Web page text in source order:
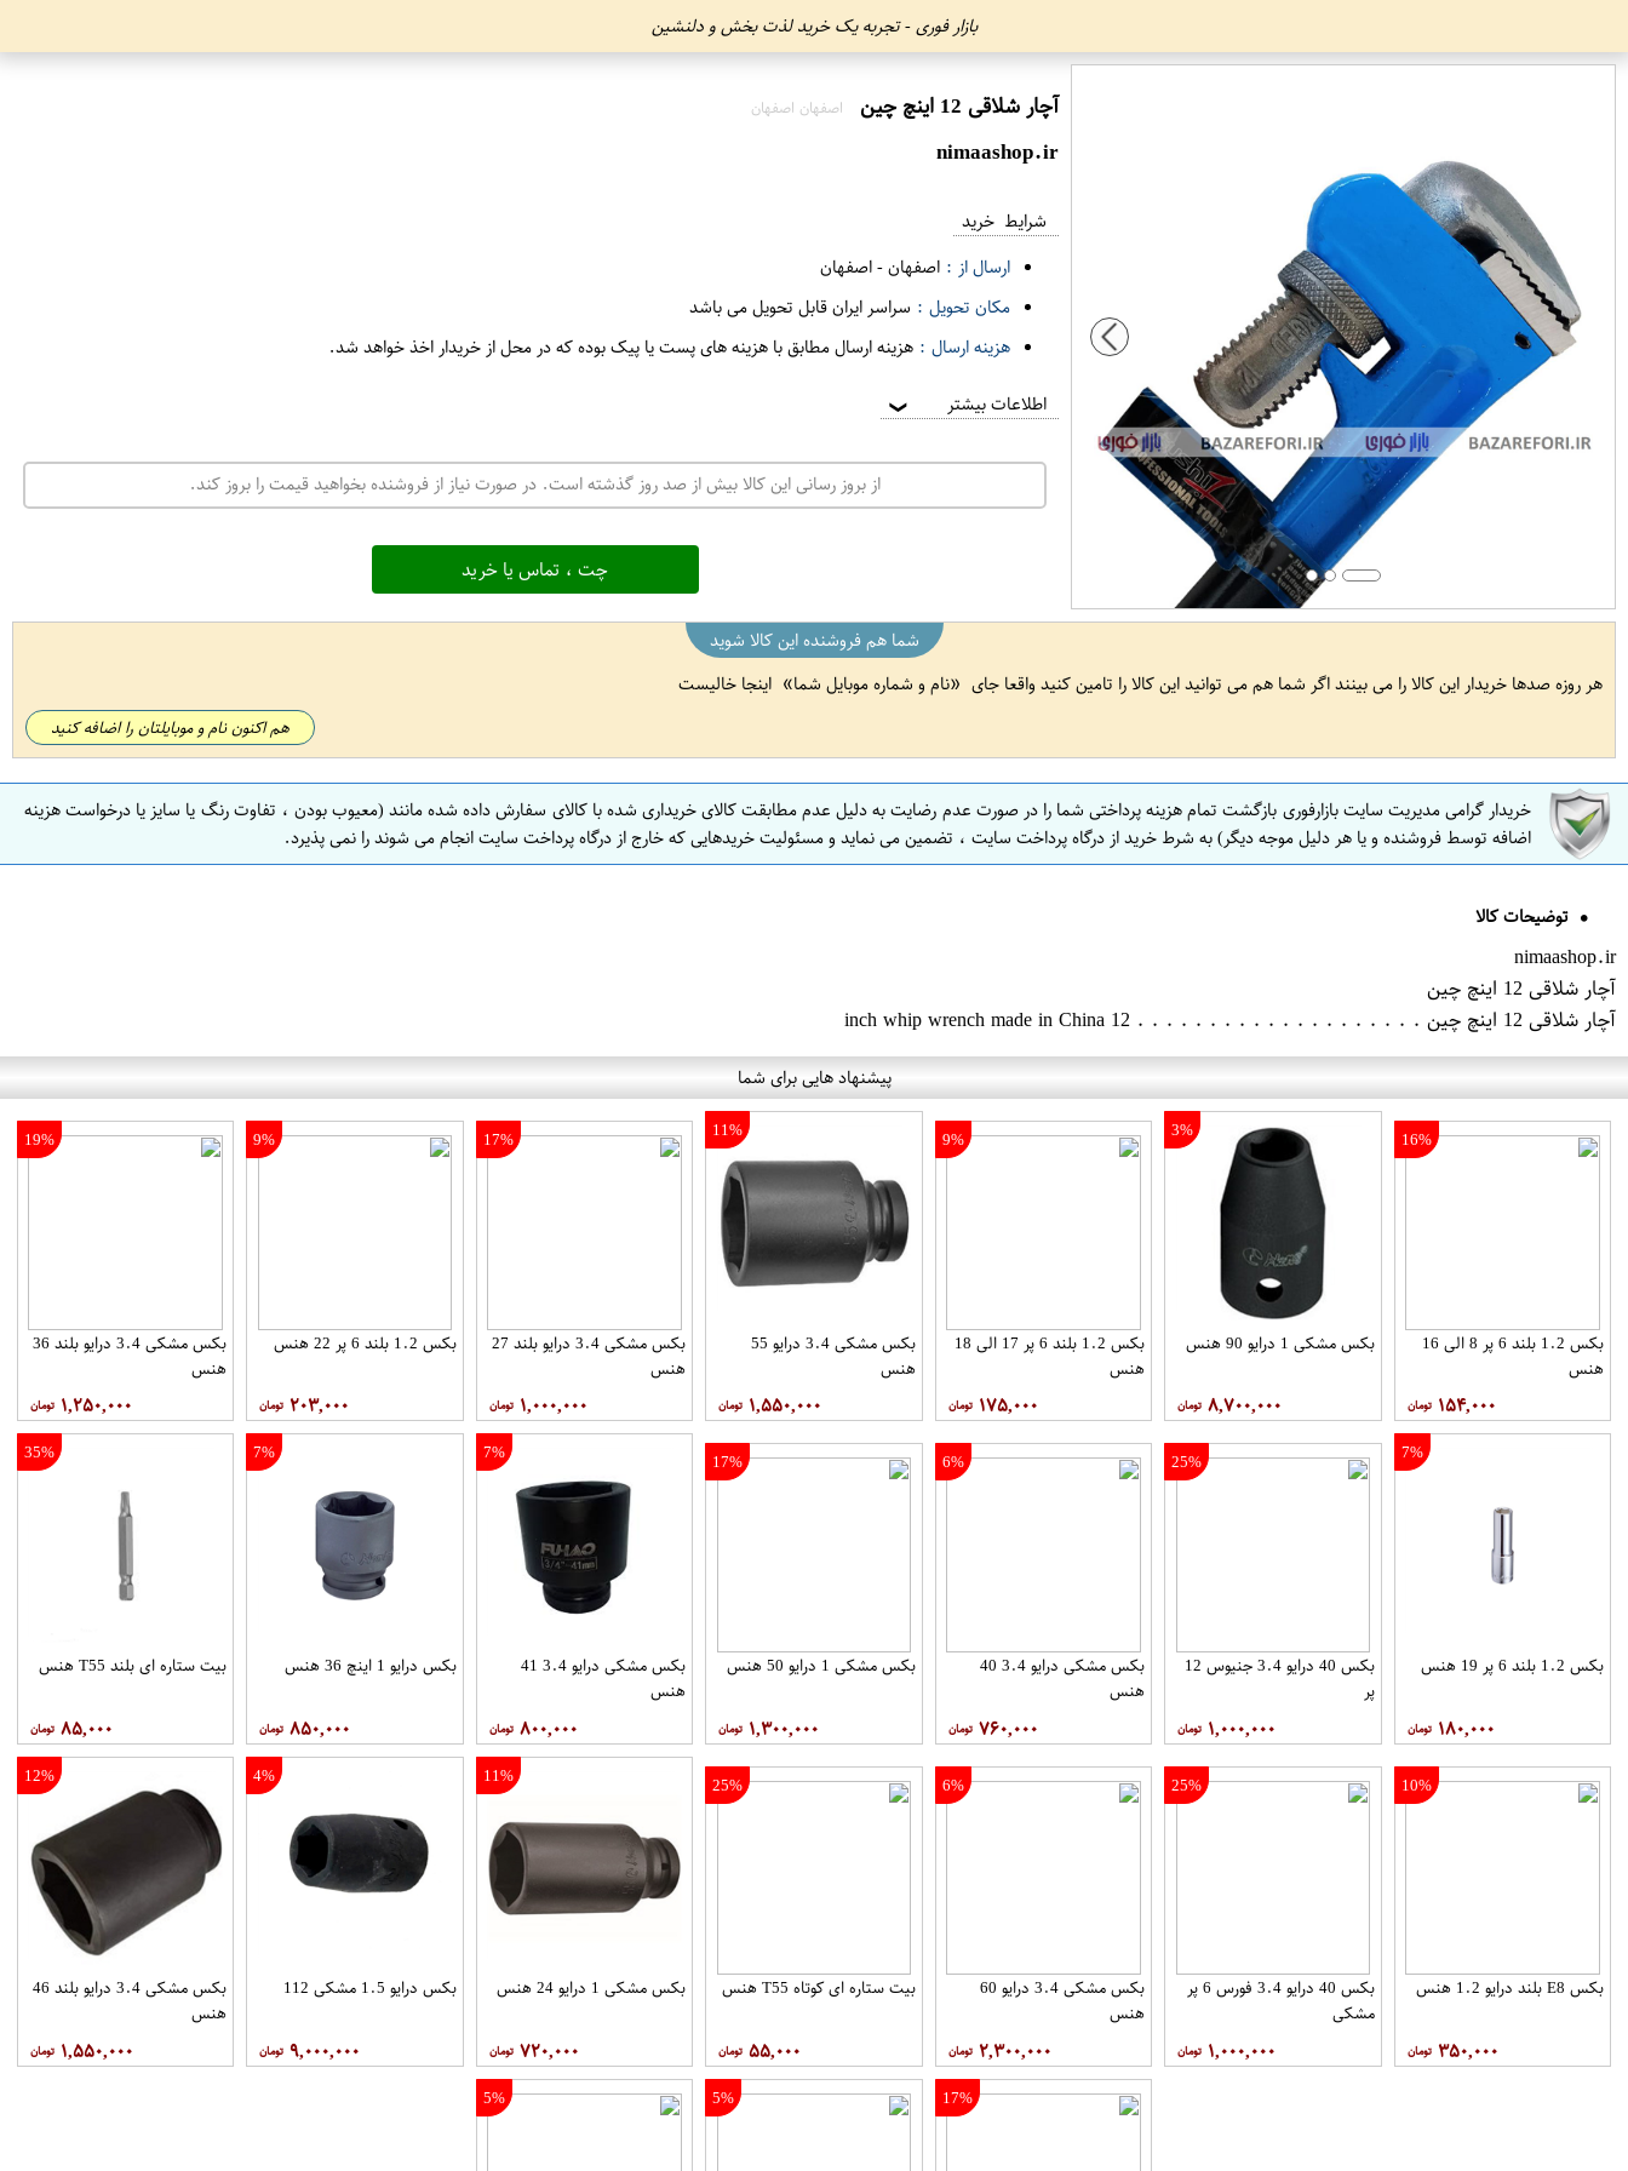
بازار فوری - تجربه یک خرید لذت بخش و دلنشین
آچار شلاقی 12 اینچ چین اصفهان اصفهان
nimaashop.ir
شرایط خرید
ارسال از : اصفهان-اصفهان
مکان تحویل : سراسر ایران قابل تحویل می باشد
هزینه ارسال : هزینه ارسال مطابق با هزینه های پست یا پیک بوده که در محل از خریدار اخذ خواهد شد.
اطلاعات بیشتر ❯
از بروز رسانی این کالا بیش از صد روز گذشته است. در صورت نیاز از فروشنده بخواهید قیمت را بروز کند.
چت ، تماس یا خرید
شما هم فروشنده این کالا شوید
هر روزه صدها خریدار این کالا را می بینند اگر شما هم می توانید این کالا را تامین کنید واقعا جای
نام و شماره موبایل شما اینجا خالیست
هم اکنون نام و موبایلتان را اضافه کنید
خریدار گرامی مدیریت سایت بازارفوری بازگشت تمام هزینه پرداختی شما را در صورت عدم رضایت به دلیل عدم مطابقت کالای خریداری شده با کالای سفارش داده شده مانند (معیوب بودن ، تفاوت رنگ یا سایز یا درخواست هزینه
اضافه توسط فروشنده و یا هر دلیل موجه دیگر) به شرط خرید از درگاه پرداخت سایت ، تضمین می نماید و مسئولیت خریدهایی که خارج از درگاه پرداخت سایت انجام می شوند را نمی پذیرد.
توضیحات کالا
nimaashop.ir
آچار شلاقی 12 اینچ چین
آچار شلاقی 12 اینچ چین . . . . . . . . . . . . . . . . . . . . 12 inch whip wrench made in China
پیشنهاد هایی برای شما
16%
بکس 1.2 بلند 6 پر 8 الی 16
هنس
۱۵۴,۰۰۰
3%
بکس مشکی 1 درایو 90 هنس
۸,۷۰۰,۰۰۰
9%
بکس 1.2 بلند 6 پر 17 الی 18
هنس
۱۷۵,۰۰۰
11%
بکس مشکی 3.4 درایو 55
هنس
۱,۵۵۰,۰۰۰
17%
بکس مشکی 3.4 درایو بلند 27
هنس
۱,۰۰۰,۰۰۰
9%
بکس 1.2 بلند 6 پر 22 هنس
۲۰۳,۰۰۰
19%
بکس مشکی 3.4 درایو بلند 36
هنس
۱,۲۵۰,۰۰۰
7%
بکس 1.2 بلند 6 پر 19 هنس
۱۸۰,۰۰۰
25%
بکس 40 درایو 3.4 جنیوس 12
پر
۱,۰۰۰,۰۰۰
6%
بکس مشکی درایو 3.4 40
هنس
۷۶۰,۰۰۰
17%
بکس مشکی 1 درایو 50 هنس
۱,۳۰۰,۰۰۰
7%
بکس مشکی درایو 3.4 41
هنس
۸۰۰,۰۰۰
7%
بکس درایو 1 اینچ 36 هنس
۸۵۰,۰۰۰
35%
بیت ستاره ای بلند T55 هنس
۸۵,۰۰۰
10%
بکس E8 بلند درایو 1.2 هنس
۳۵۰,۰۰۰
25%
بکس 40 درایو 3.4 فورس 6 پر
مشکی
۱,۰۰۰,۰۰۰
6%
بکس مشکی 3.4 درایو 60
هنس
۲,۳۰۰,۰۰۰
25%
بیت ستاره ای کوتاه T55 هنس
۵۵,۰۰۰
11%
بکس مشکی 1 درایو 24 هنس
۷۲۰,۰۰۰
4%
بکس درایو 1.5 مشکی 112
۹,۰۰۰,۰۰۰
12%
بکس مشکی 3.4 درایو بلند 46
هنس
۱,۵۵۰,۰۰۰
17%
5%
5%